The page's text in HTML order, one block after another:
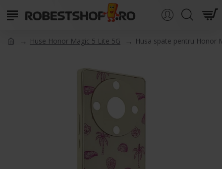
Huse Honor Magic 5 Lite 5G Husa spate pentru Honor